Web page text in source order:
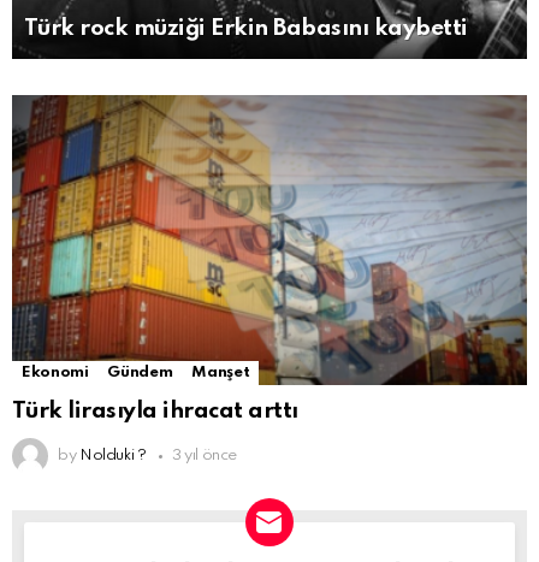
Türk rock müziği Erkin Babasını kaybetti
MORE
STORIES
Ekonomi Gündem Manşet
Türk lirasıyla ihracat arttı
by Nolduki ? 3 yıl önce